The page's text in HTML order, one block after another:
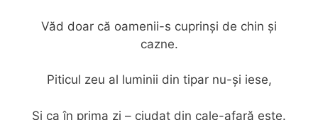
Văd doar că oamenii-s cuprinși de chin și
cazne.
Piticul zeu al luminii din tipar nu-și iese,
Și ca în prima zi – ciudat din cale-afară este.